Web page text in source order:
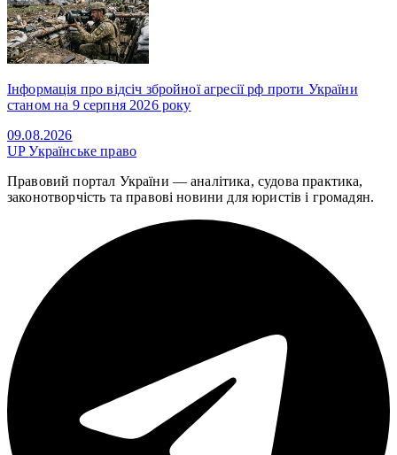
Інформація про відсіч збройної агресії рф проти України
станом на 9 серпня 2026 року
09.08.2026
UPУкраїнське право
Правовий портал України — аналітика, судова практика,
законотворчість та правові новини для юристів і громадян.